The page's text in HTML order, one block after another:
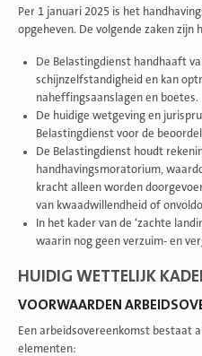
Per 1 januari 2025 is het
opgeheven. De volgende zaken zijn
De Belastingdienst handhaaft
schijnzelfstandigheid en kan
naheffingsaanslagen en boetes.
De huidige wetgeving en
Belastingdienst voor de
De Belastingdienst houdt
handhavingsmoratorium,
kracht alleen worden
van kwaadwillendheid of
In het kader van de ‘zachte
waarin nog geen verzuim- en
HUIDIG WETTELIJK
VOORWAARDEN
Een arbeidsovereenkomst bestaat
elementen: